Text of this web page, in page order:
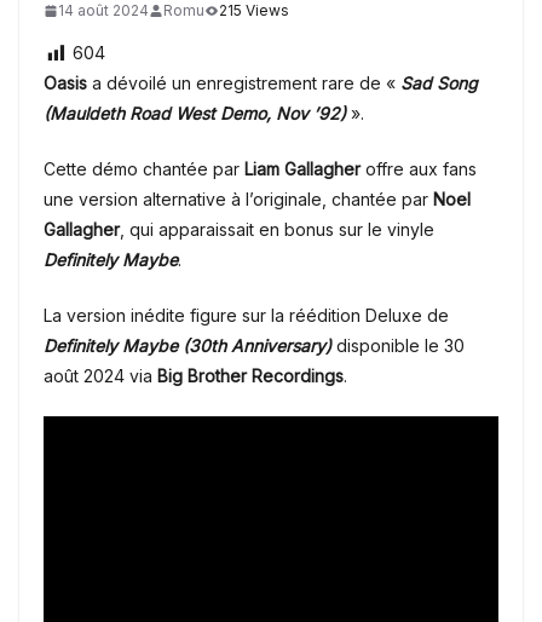
14 août 2024 Romu 215 Views
604
Oasis a dévoilé un enregistrement rare de « Sad Song
(Mauldeth Road West Demo, Nov ’92)».
Cette démo chantée par Liam Gallagheroffre aux fans
une version alternative à l’originale, chantée par Noel
Gallagher, qui apparaissait en bonus sur le vinyle
Definitely Maybe.
La version inédite figure sur la réédition Deluxe de
Definitely Maybe (30th Anniversary)disponible le 30
août 2024 via Big Brother Recordings.